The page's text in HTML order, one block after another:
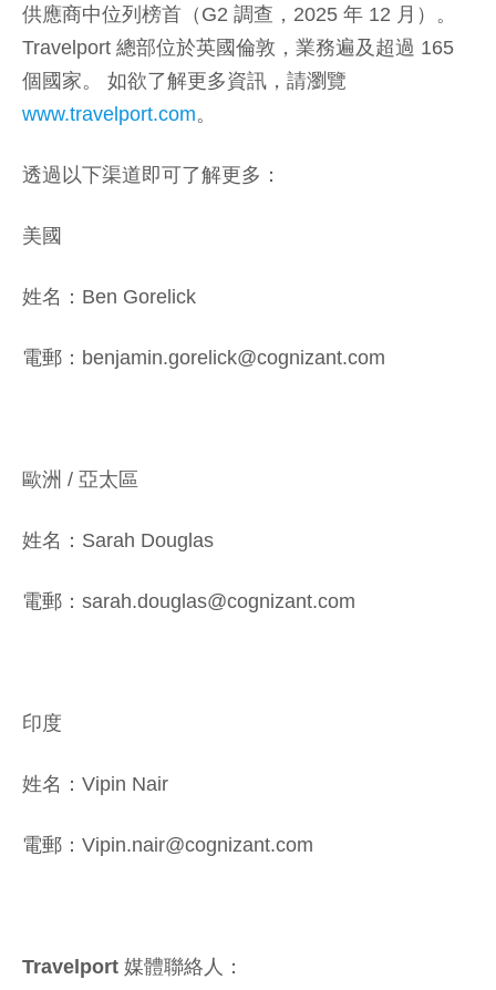
供應商中位列榜首（G2 調查，2025 年 12 月）。
Travelport 總部位於英國倫敦，業務遍及超過 165
個國家。 如欲了解更多資訊，請瀏覽
www.travelport.com。
透過以下渠道即可了解更多：
美國
姓名：Ben Gorelick
電郵：benjamin.gorelick@cognizant.com
歐洲 / 亞太區
姓名：Sarah Douglas
電郵：sarah.douglas@cognizant.com
印度
姓名：Vipin Nair
電郵：Vipin.nair@cognizant.com
Travelport 媒體聯絡人：